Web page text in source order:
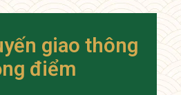
giao thông
điểm